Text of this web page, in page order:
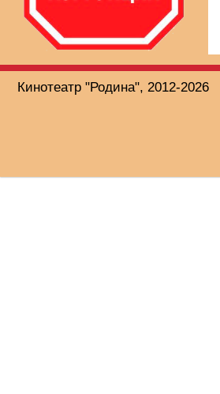
Кинотеатр "Родина", 2012-2026